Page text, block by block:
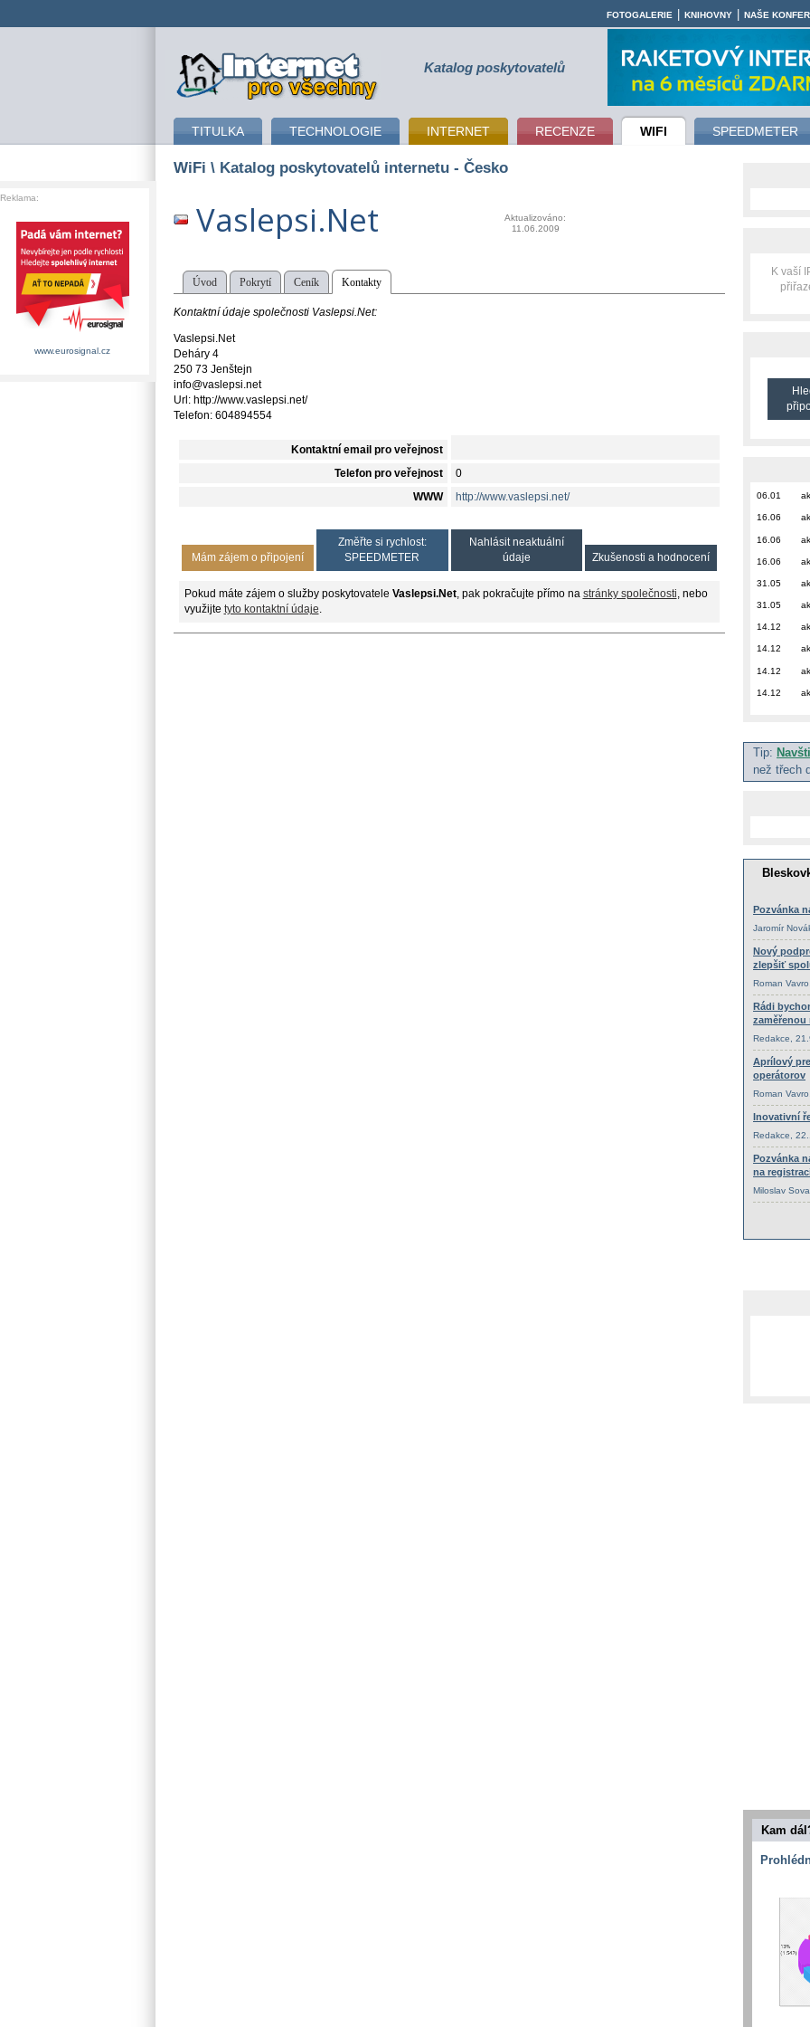
připojení k internetu Katalog poskytovatelů
TITULKA TECHNOLOGIE INTERNET RECENZE WIFI SPEEDMETER
FOTOGALERIE KNIHOVNY NAŠE
WiFi \ Katalog poskytovatelů internetu - Česko
Vaslepsi.Net
Aktualizováno:
11.06.2009
Úvod Pokrytí Ceník Kontakty
Kontaktní údaje společnosti Vaslepsi.Net:
Vaslepsi.Net
Deháry 4
250 73 Jenštejn
info@vaslepsi.net
Url: http://www.vaslepsi.net/
Telefon: 604894554
Kontaktní email pro veřejnost
Telefon pro veřejnost 0
WWW http://www.vaslepsi.net/
Mám zájem o připojení
Změřte si rychlost:
SPEEDMETER
Nahlásit neaktuální
údaje
Zkušenosti a hodnocení
Pokud máte zájem o služby poskytovatele Vaslepsi.Net, pak pokračujte přímo na stránky společnosti , nebo
využijte tyto kontaktní údaje
K vaší
06.01
16.06
16.06
16.06
31.05
31.05
14.12
14.12
14.12
14.12
Tip:
než třech
Kam
Reklama:
www.eurosignal.cz